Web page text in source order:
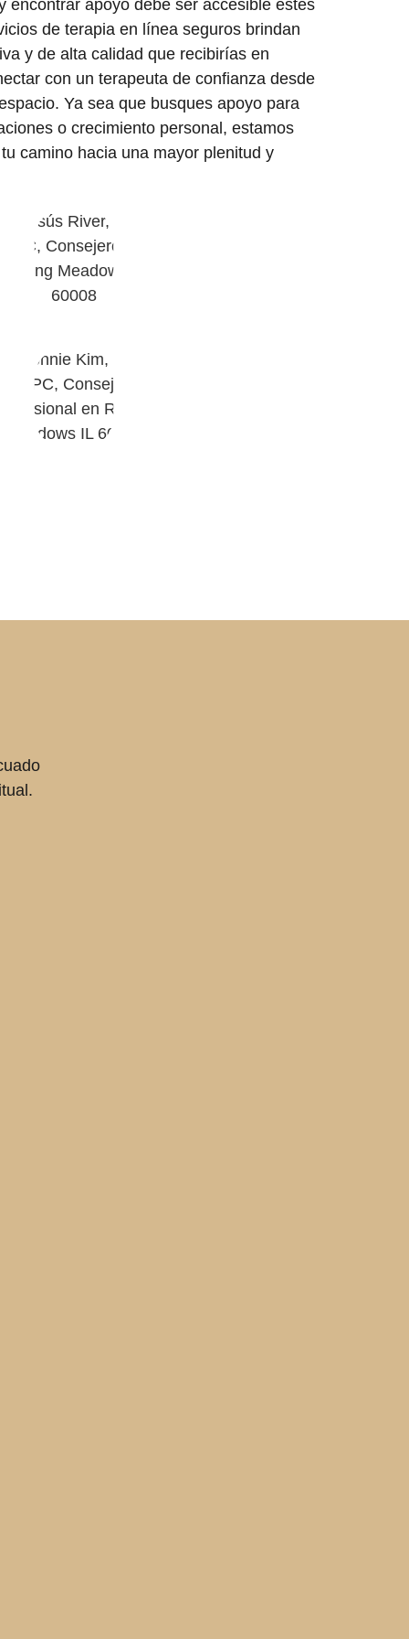
encontrar apoyo debe ser accesible estés
de terapia en línea seguros brindan
y de alta calidad que recibirías en
con un terapeuta de confianza desde
Ya sea que busques apoyo para
o crecimiento personal, estamos
camino hacia una mayor plenitud y